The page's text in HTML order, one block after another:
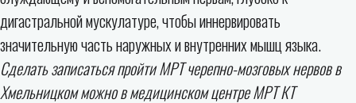
дигастральной мускулатуре, чтобы иннервировать
значительную часть наружных и внутренних мышц языка.
Сделать записаться пройти МРТ черепно-мозговых нервов в
Хмельницком можно в медицинском центре МРТ КТ